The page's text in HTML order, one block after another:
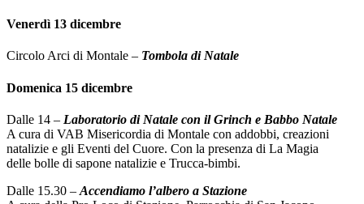
Venerdì 13 dicembre
Circolo Arci di Montale – Tombola di Natale
Domenica 15 dicembre
Dalle 14 – Laboratorio di Natale con il Grinch e Babbo Natale
A cura di VAB Misericordia di Montale con addobbi, creazioni
natalizie e gli Eventi del Cuore. Con la presenza di La Magia
delle bolle di sapone natalizie e Trucca-bimbi.
Dalle 15.30 – Accendiamo l’albero a Stazione